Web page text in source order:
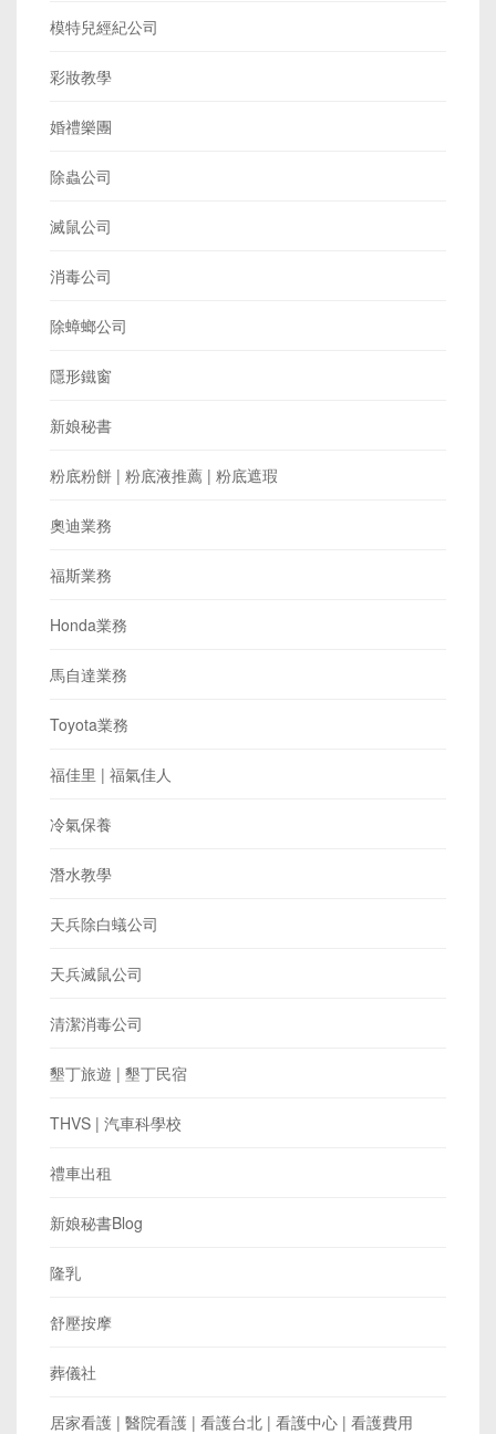
模特兒經紀公司
彩妝教學
婚禮樂團
除蟲公司
滅鼠公司
消毒公司
除蟑螂公司
隱形鐵窗
新娘秘書
粉底粉餅 | 粉底液推薦 | 粉底遮瑕
奧迪業務
福斯業務
Honda業務
馬自達業務
Toyota業務
福佳里 | 福氣佳人
冷氣保養
潛水教學
天兵除白蟻公司
天兵滅鼠公司
清潔消毒公司
墾丁旅遊 | 墾丁民宿
THVS | 汽車科學校
禮車出租
新娘秘書Blog
隆乳
舒壓按摩
葬儀社
居家看護 | 醫院看護 | 看護台北 | 看護中心 | 看護費用